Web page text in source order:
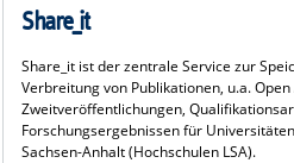
INFORMATIONSKOMPETENZ
PUBLIZIEREN
NEU HIER?
SUCHE A-Z
Share_it
Share_it ist der zentrale Service zur
Verbreitung von Publikationen, u.a.
Zweitveröffentlichungen,
Forschungsergebnissen für
Sachsen-Anhalt (Hochschulen LSA).